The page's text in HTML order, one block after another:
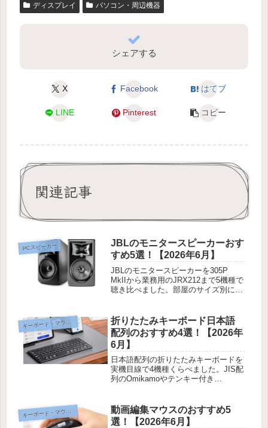
ディスプレイ パソコン・周辺機器
シェアする
X Facebook はてブ
LINE Pinterest コピー
関連記事
PCスピーカー
JBLのモニタースピーカーおす
すめ5選！【2026年6月】
JBLのモニタースピーカーを305P
MkIIから業務用のJRX212まで5機種で
聴き比べました。部屋のサイズ別にど
キーボード・マウス・入力機器
折りたたみキーボード日本語
配列のおすすめ4選！【2026年
6月】
日本語配列の折りたたみキーボードを
実機目線で4機種くらべました。JIS配
列のOmikamoやテンキー付き
キーボード・マウス・入力機器
動画編集マウスのおすすめ5
選！【2026年6月】